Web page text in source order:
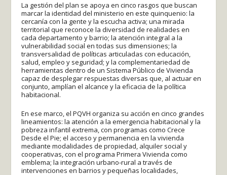
La gestión del plan se apoya en cinco rasgos que buscan
marcar la identidad del ministerio en este quinquenio: la
cercanía con la gente y la escucha activa; una mirada
territorial que reconoce la diversidad de realidades en
cada departamento y barrio; la atención integral a la
vulnerabilidad social en todas sus dimensiones; la
transversalidad de políticas articuladas con educación,
salud, empleo y seguridad; y la complementariedad de
herramientas dentro de un Sistema Público de Vivienda
capaz de desplegar respuestas diversas que, al actuar en
conjunto, amplían el alcance y la eficacia de la política
habitacional.
En ese marco, el PQVH organiza su acción en cinco grandes
lineamientos: la atención a la emergencia habitacional y la
pobreza infantil extrema, con programas como Crece
Desde el Pie; el acceso y permanencia en la vivienda
mediante modalidades de propiedad, alquiler social y
cooperativas, con el programa Primera Vivienda como
emblema; la integración urbano-rural a través de
intervenciones en barrios y pequeñas localidades,